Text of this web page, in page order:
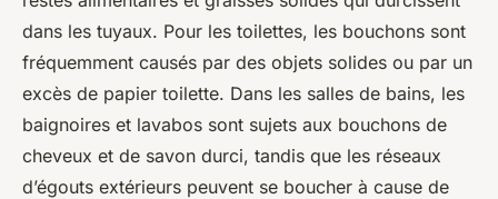
dans les tuyaux. Pour les toilettes, les bouchons sont
fréquemment causés par des objets solides ou par un
excès de papier toilette. Dans les salles de bains, les
baignoires et lavabos sont sujets aux bouchons de
cheveux et de savon durci, tandis que les réseaux
d’égouts extérieurs peuvent se boucher à cause de